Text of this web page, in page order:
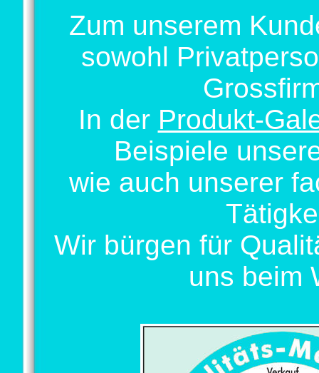
Zum unserem
sowohl
In der Produkt-
Beispiele
wie auch unserer
Wir bürgen für
uns beim